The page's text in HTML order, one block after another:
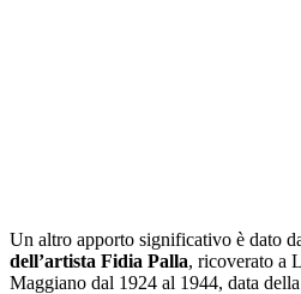
Un altro apporto significativo è dato
dell’artista Fidia Palla, ricoverato a
Maggiano dal 1924 al 1944, data